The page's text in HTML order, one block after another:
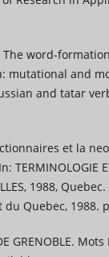
The word-
mutational and
and tatar
et la
TERMINOLOGIE
1988,
Quebec, 1988.
GRENOBLE.